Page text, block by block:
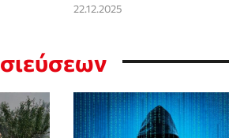
22.12.2025